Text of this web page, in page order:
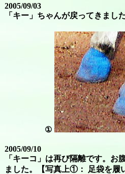
2005/09/03
「キー」ちゃんが戻ってきました
①
2005/09/10
「キーコ」は再び隔離です。
ました。【写真上①： 足袋を履